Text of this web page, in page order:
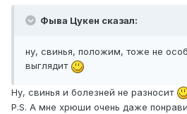
Фыва Цукен сказал:
ну, свинья, положим, тоже не
выглядит
Ну, свинья и болезней не разносит
P.S. А мне хрюши очень даже